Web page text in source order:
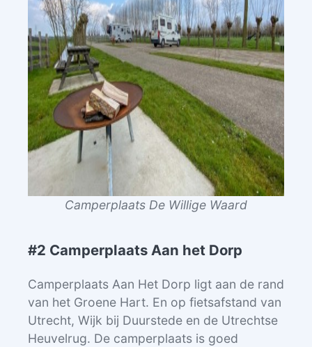
Camperplaats De Willige Waard
#2 Camperplaats Aan het Dorp
Camperplaats Aan Het Dorp ligt aan de rand
van het Groene Hart. En op fietsafstand van
Utrecht, Wijk bij Duurstede en de Utrechtse
Heuvelrug. De camperplaats is goed